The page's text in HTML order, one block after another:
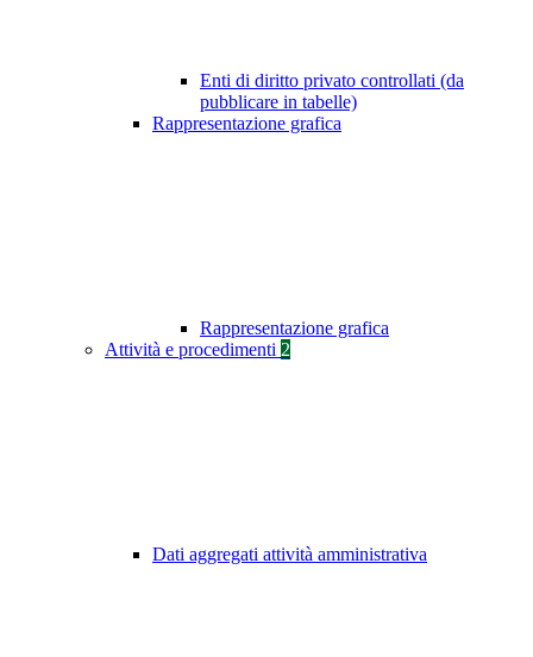
Enti di diritto privato controllati (da
pubblicare in tabelle)
Rappresentazione grafica
Rappresentazione grafica
Attività e procedimenti 2
Dati aggregati attività amministrativa